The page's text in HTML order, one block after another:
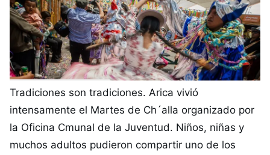
Tradiciones son tradiciones. Arica vivió
intensamente el Martes de Ch´alla organizado por
la Oficina Cmunal de la Juventud. Niños, niñas y
muchos adultos pudieron compartir uno de los